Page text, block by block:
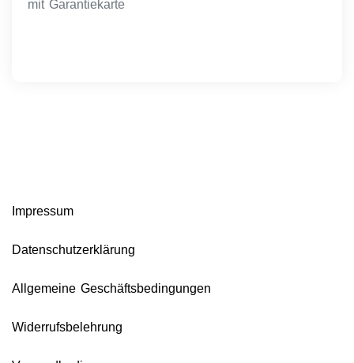
mit Garantiekarte
Impressum
Datenschutzerklärung
Allgemeine Geschäftsbedingungen
Widerrufsbelehrung